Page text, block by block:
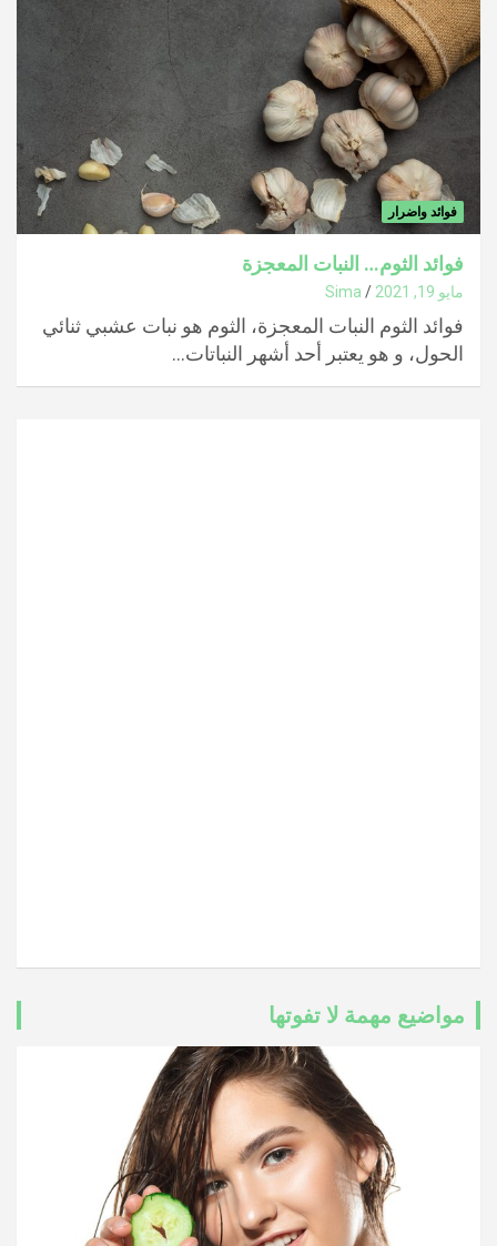
فوائد واضرار
فوائد الثوم… النبات المعجزة
مايو 19, 2021 Sima
فوائد الثوم النبات المعجزة، الثوم هو نبات عشبي ثنائي
الحول، و هو يعتبر أحد أشهر النباتات…
مواضيع مهمة لا تفوتها